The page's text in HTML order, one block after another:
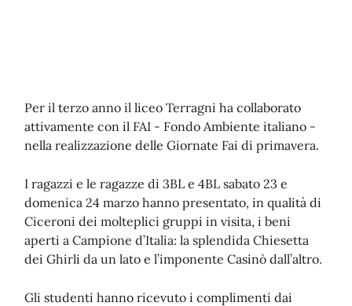
Per il terzo anno il liceo Terragni ha collaborato
attivamente con il FAI - Fondo Ambiente italiano -
nella realizzazione delle Giornate Fai di primavera.
I ragazzi e le ragazze di 3BL e 4BL sabato 23 e
domenica 24 marzo hanno presentato, in qualità di
Ciceroni dei molteplici gruppi in visita, i beni
aperti a Campione d’Italia: la splendida Chiesetta
dei Ghirli da un lato e l’imponente Casinò dall’altro.
Gli studenti hanno ricevuto i complimenti dai